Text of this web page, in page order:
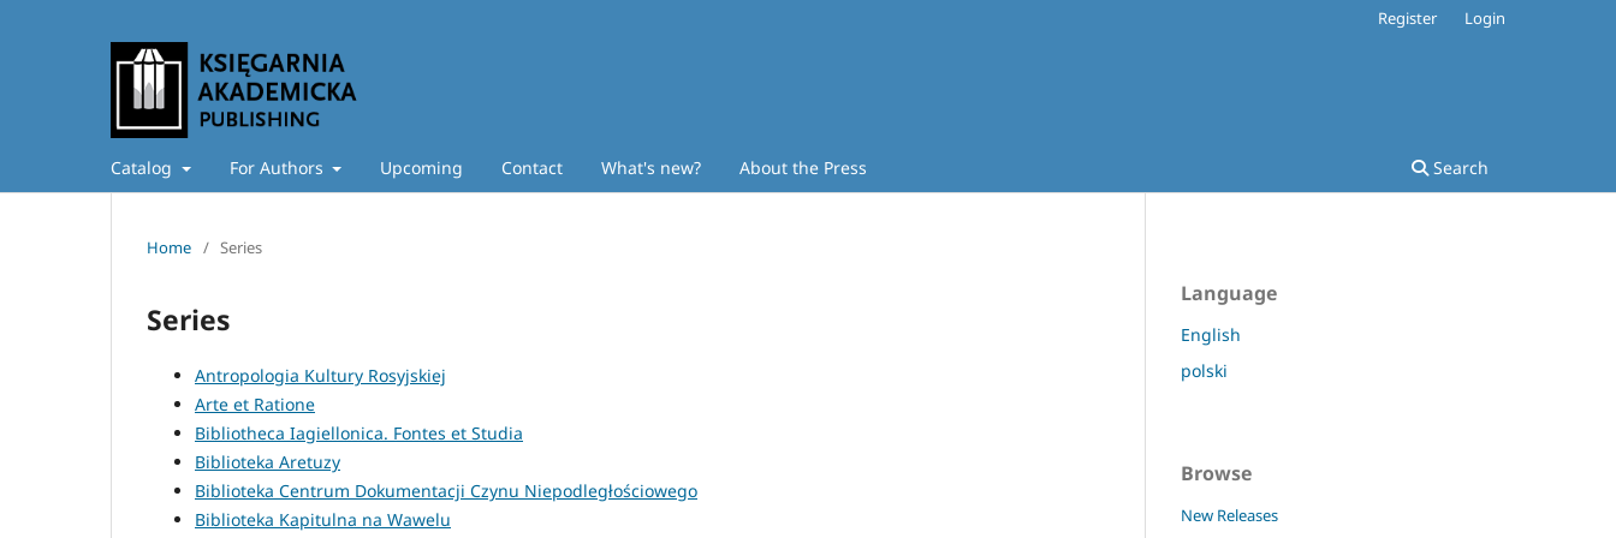
Catalog For Authors Upcoming Contact What's new? About the Press Search
Register Login
Home / Series
Series
Antropologia Kultury Rosyjskiej
Arte et Ratione
Bibliotheca Iagiellonica. Fontes et Studia
Biblioteka Aretuzy
Biblioteka Centrum Dokumentacji Czynu Niepodległościowego
Biblioteka Kapitulna na Wawelu
Language
English
polski
Browse
New Releases